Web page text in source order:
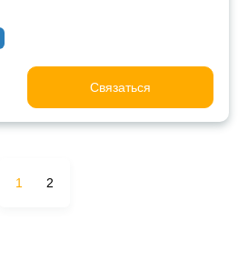
Связаться
1 2